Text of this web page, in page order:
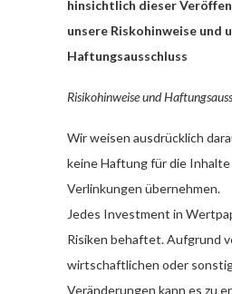
hinsichtlich dieser
unsere Riskohinweise und
Haftungsausschluss
Risikohinweise und
Wir weisen ausdrücklich
keine Haftung für die
Verlinkungen übernehmen.
Jedes Investment in
Risiken behaftet. Aufgrund
wirtschaftlichen oder
Veränderungen kann es zu